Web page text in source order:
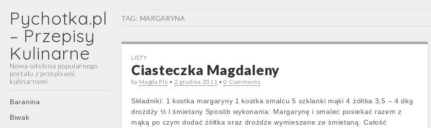
Pychotka.pl
– Przepisy
Kulinarne
Nowa odsłona popularnego
portalu z przepisami
kulinarnymi
Main
menu
Skip
content
Baranina
Biwak
TAG: MARGARYNA
LISTY
Ciasteczka Magdaleny
by Magda Pis • 2 grudnia 2011 •0 Comments
Składniki: 1 kostka margaryny 1 kostka smalcu 5 szklanki mąki 4 żółtka 3,5 – 4 dkg
drożdży ½ l śmietany Sposób wykonania: Margarynę i smalec posiekać razem z
mąką po czym dodać żółtka oraz drożdże wymieszane ze śmietaną. Całość